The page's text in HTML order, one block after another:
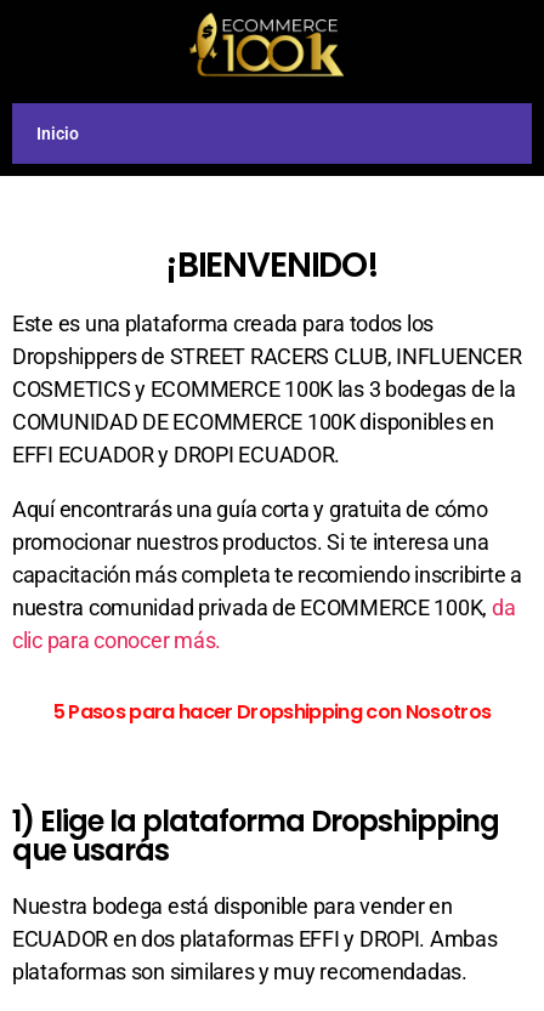
Inicio
¡BIENVENIDO!
Este es una plataforma creada para todos los
Dropshippers de STREET RACERS CLUB, INFLUENCER
COSMETICS y ECOMMERCE 100K las 3 bodegas de la
COMUNIDAD DE ECOMMERCE 100K disponibles en
EFFI ECUADOR y DROPI ECUADOR.
Aquí encontrarás una guía corta y gratuita de cómo
promocionar nuestros productos. Si te interesa una
capacitación más completa te recomiendo inscribirte a
nuestra comunidad privada de ECOMMERCE 100K, da
clic para conocer más.
5 Pasos para hacer Dropshipping con Nosotros
1) Elige la plataforma Dropshipping
que usarás
Nuestra bodega está disponible para vender en
ECUADOR en dos plataformas EFFI y DROPI. Ambas
plataformas son similares y muy recomendadas.